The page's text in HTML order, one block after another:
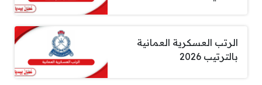
الرتب العسكرية العمانية
بالترتيب 2026